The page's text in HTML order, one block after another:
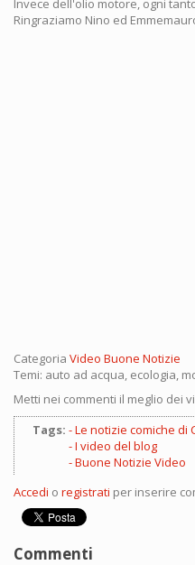
Invece dell'olio motore, ogni
Ringraziamo Nino ed
Categoria Video Buone Notizie
Temi: auto ad acqua, ecologia,
Metti nei commenti il meglio dei
Tags:
Le notizie comiche di
I video del blog
Buone Notizie Video
Accedi o registrati per inserire
Commenti